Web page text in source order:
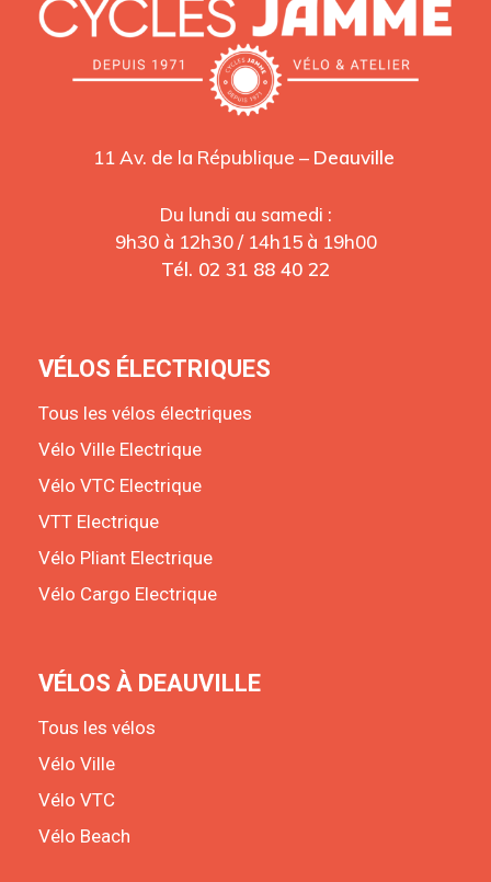
11 Av. de la République – Deauville
Du lundi au samedi :
9h30 à 12h30 / 14h15 à 19h00
Tél. 02 31 88 40 22
VÉLOS ÉLECTRIQUES
Tous les vélos électriques
Vélo Ville Electrique
Vélo VTC Electrique
VTT Electrique
Vélo Pliant Electrique
Vélo Cargo Electrique
VÉLOS À DEAUVILLE
Tous les vélos
Vélo Ville
Vélo VTC
Vélo Beach